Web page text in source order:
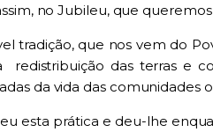
no Jubileu, que
tradição, que nos vem do
das terras e
da vida das comunidades
esta prática e deu-lhe